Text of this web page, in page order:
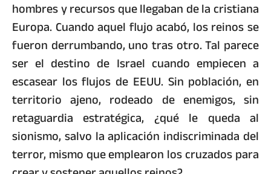
hombres y recursos que llegaban de la cristiana
Europa. Cuando aquel flujo acabó, los reinos se
fueron derrumbando, uno tras otro. Tal parece
ser el destino de Israel cuando empiecen a
escasear los flujos de EEUU. Sin población, en
territorio ajeno, rodeado de enemigos, sin
retaguardia estratégica, ¿qué le queda al
sionismo, salvo la aplicación indiscriminada del
terror, mismo que emplearon los cruzados para